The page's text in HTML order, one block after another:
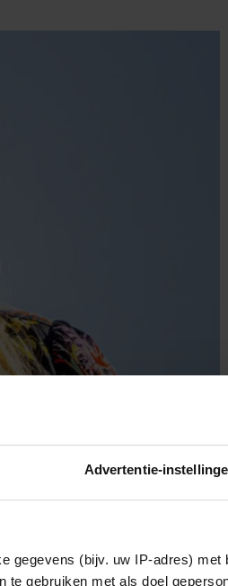
Advertentie-
gegevens (bijv. uw IP-adres) met
gebruiken met als doel
ROYALS?